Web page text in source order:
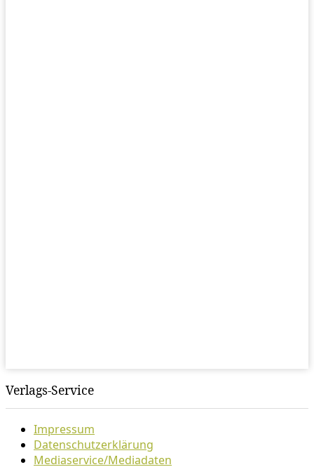
Verlags-Service
Impressum
Datenschutzerklärung
Mediaservice/Mediadaten